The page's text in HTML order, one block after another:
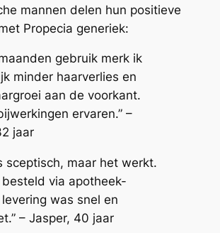
mannen delen hun positieve
Propecia generiek:
gebruik merk ik
minder haarverlies en
aan de voorkant.
ervaren.” –
jaar
sceptisch, maar het werkt.
besteld via apotheek-
was snel en
– Jasper, 40 jaar